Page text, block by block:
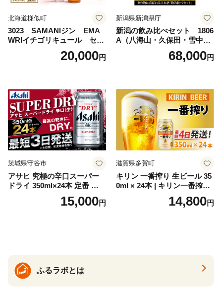
北海道様似町
3023 SAMANIジン EMA
WRIイチゴリキュール セッ
ト（箱入り）【大人の味 酒
お酒 洋酒 スピリッツ クラフ
セット 詰め合わせ カクテル
ソーダ割り アルコール ロッ
ク ソーダ ジントニック 】
20,000円
新潟県新潟県庁
新潟の飲み比べセット 1806
A（八海山・久保田・雪中
梅・越乃寒梅・かたふね・千
68,000円
茨城県守谷市
アサヒ 究極の辛口スーパー
ドライ 350ml×24本 定番 ビー
ル 缶ビール 酒 お酒 アルコー
15,000円
滋賀県多賀町
キリン 一番搾り 生ビール 35
0ml × 24本 | キリン一番搾り
キリンビール 一番搾り ビー
ル 24缶 きりんいちばんしぼ
14,800円
ふるラボとは